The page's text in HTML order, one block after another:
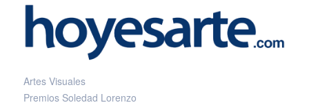
Artes Visuales
Premios Soledad Lorenzo